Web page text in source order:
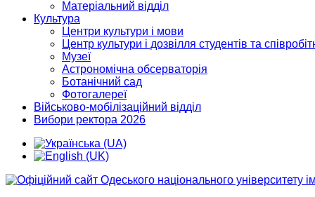
Матеріальний відділ
Культура
Центри культури і мови
Центр культури і дозвілля студентів та
Музеї
Астрономічна обсерваторія
Ботанічний сад
Фотогалереї
Військово-мобілізаційний відділ
Вибори ректора 2026